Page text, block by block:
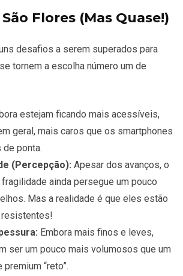
Flores (Mas Quase!)
desafios a serem superados para
tornem a escolha número um de
estejam ficando mais acessíveis,
geral, mais caros que os smartphones
ponta.
(Percepção): Apesar dos avanços, o
ainda persegue um pouco
Mas a realidade é que eles estão
Embora mais finos e leves,
ser um pouco mais volumosos que um
“reto”.